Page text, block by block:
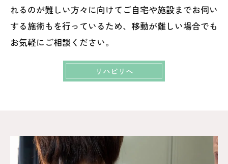
れるのが難しい方々に向けてご自宅や施設までお伺い
する施術もを行っているため、移動が難しい場合でも
お気軽にご相談ください。
リハビリへ